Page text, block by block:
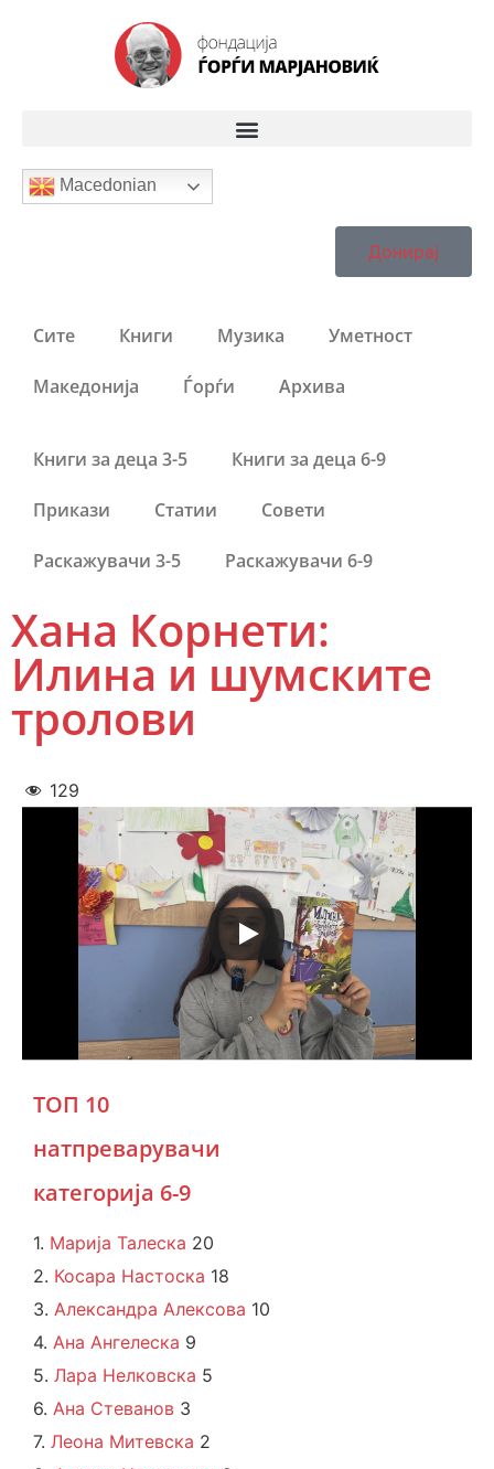
Macedonian
Донирај
Сите Книги Музика Уметност
Македонија Ѓорѓи Архива
Книги за деца 3-5 Книги за деца 6-9
Прикази Статии Совети
Раскажувачи 3-5 Раскажувачи 6-9
Хана Корнети:
Илина и шумските
тролови
129
ТОП 10
натпреварувачи
категорија 6-9
1. Марија Талеска 20
2. Косара Настоска 18
3. Александра Алексова 10
4. Ана Ангелеска 9
5. Лара Нелковска 5
6. Ана Стеванов 3
7. Леона Митевска 2